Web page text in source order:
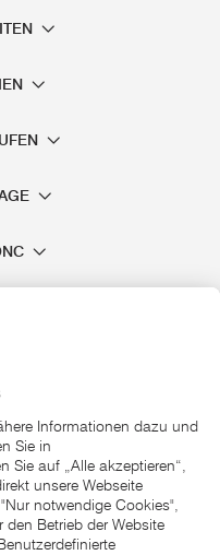
von uns in den letzten 30
Aktion verlangte Preis